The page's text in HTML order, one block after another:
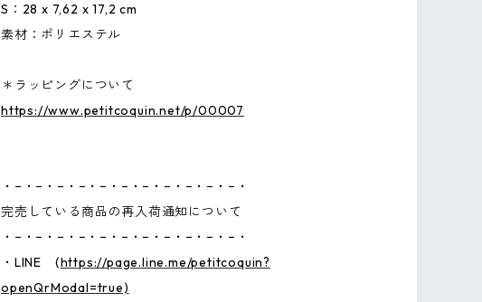
S：28 x 7,62 x 17,2 cm
素材：ポリエステル
＊ラッピングについて
https://www.petitcoquin.net/p/00007
・−・−・−・−・−・−・−・−・−・−・−・
完売している商品の再入荷通知について
・−・−・−・−・−・−・−・−・−・−・−・
・LINE (https://page.line.me/petitcoquin?
openQrModal=true)